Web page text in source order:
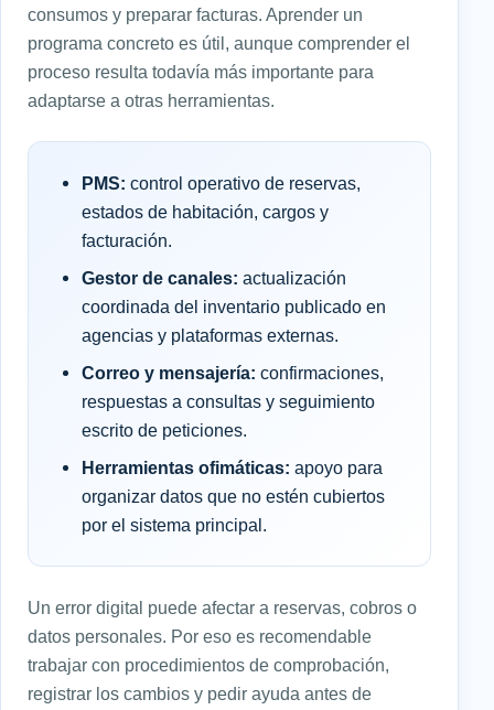
consumos y preparar facturas. Aprender un
programa concreto es útil, aunque comprender el
proceso resulta todavía más importante para
adaptarse a otras herramientas.
PMS: control operativo de reservas,
estados de habitación, cargos y
facturación.
Gestor de canales: actualización
coordinada del inventario publicado en
agencias y plataformas externas.
Correo y mensajería: confirmaciones,
respuestas a consultas y seguimiento
escrito de peticiones.
Herramientas ofimáticas: apoyo para
organizar datos que no estén cubiertos
por el sistema principal.
Un error digital puede afectar a reservas, cobros o
datos personales. Por eso es recomendable
trabajar con procedimientos de comprobación,
registrar los cambios y pedir ayuda antes de